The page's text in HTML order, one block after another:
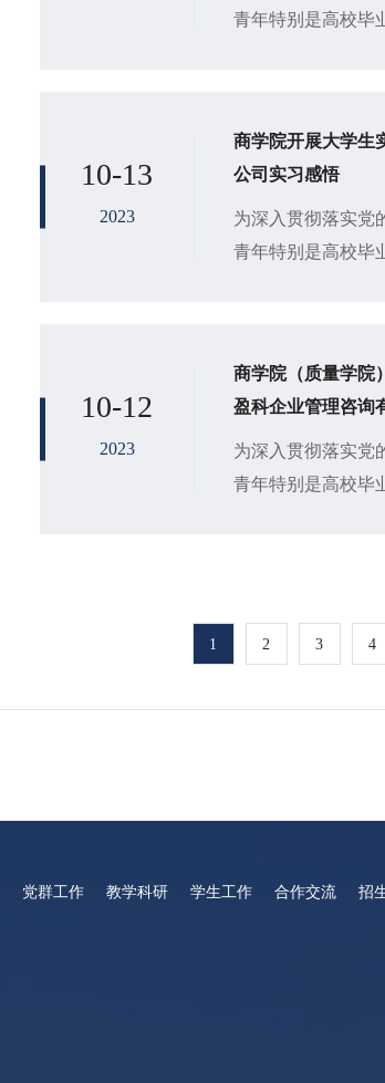
青年特别是高校毕
10-13
2023
商学院开展大学生
公司实习感悟
为深入贯彻落实党
青年特别是高校毕
10-12
2023
商学院（质量学院
盈科企业管理咨询
为深入贯彻落实党
青年特别是高校毕
1 2 3 4
党群工作 教学科研 学生工作 合作交流 招